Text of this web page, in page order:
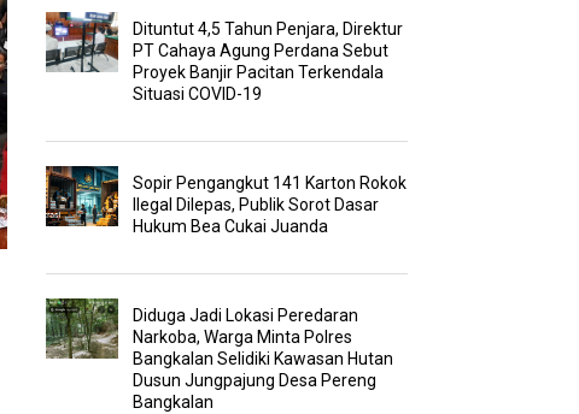
Dituntut 4,5 Tahun Penjara, Direktur
PT Cahaya Agung Perdana Sebut
Proyek Banjir Pacitan Terkendala
Situasi COVID-19
Sopir Pengangkut 141 Karton Rokok
Ilegal Dilepas, Publik Sorot Dasar
Hukum Bea Cukai Juanda
Diduga Jadi Lokasi Peredaran
Narkoba, Warga Minta Polres
Bangkalan Selidiki Kawasan Hutan
Dusun Jungpajung Desa Pereng
Bangkalan